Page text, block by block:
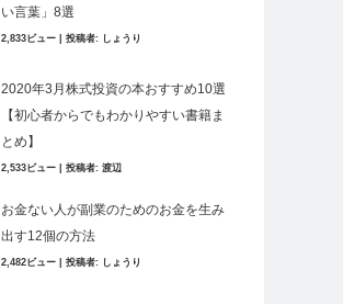
い言葉」8選
2,833ビュー 投稿者: しょうり
2020年3月株式投資の本おすすめ10選
【初心者からでもわかりやすい書籍ま
とめ】
2,533ビュー 投稿者: 渡辺
お金ない人が副業のためのお金を生み
出す12個の方法
2,482ビュー 投稿者: しょうり